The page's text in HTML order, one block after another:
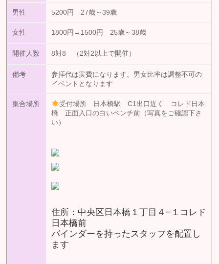
男性 5200円 27歳～39歳
女性 1800円→1500円 25歳～38歳
開催人数 8対8 （2対2以上で開催）
備考
参拝代は実費になります。男女比率は調整不可の
イベントとなります
集合場所
受付場所 日本橋駅 C1出口近く コレド日本
橋 正面入口の白いベンチ前（写真をご確認下さ
い）
住所：中央区日本橋１丁目４−１コレド
日本橋前
バインダーを持ったスタッフを配置し
ます